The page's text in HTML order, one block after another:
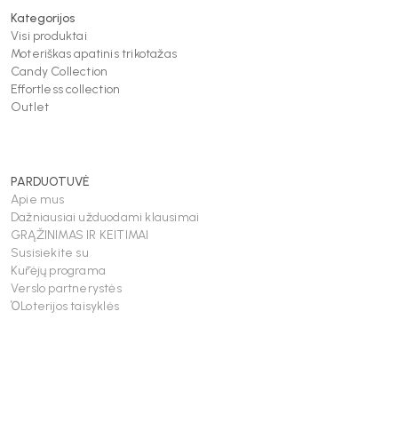
Kategorijos
Visi produktai
Moteriškas apatinis trikotažas
Candy Collection
Effortless collection
Outlet
PARDUOTUVĖ
Apie mus
Dažniausiai užduodami klausimai
GRĄŽINIMAS IR KEITIMAI
Susisiekite su
Kūrėjų programa
Verslo partnerystės
ΌLoterijos taisyklės